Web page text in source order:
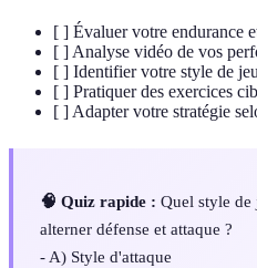
[ ] Évaluer votre endurance
[ ] Analyse vidéo de vos
[ ] Identifier votre style de
[ ] Pratiquer des exercices
[ ] Adapter votre stratégie
🧠 Quiz rapide : Quel style
alterner défense et attaque ?
- A) Style d'attaque